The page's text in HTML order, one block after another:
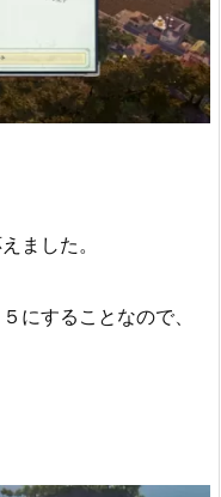
ました。
にすることなので、